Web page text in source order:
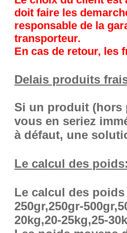
doit faire les
responsable de la
transporteur.
En cas de retour, les
Delais produits
Si un produit (hors
vous en seriez
à défaut, une
Le calcul des
Le calcul des
250gr,250gr-
20kg,20-25kg,25-